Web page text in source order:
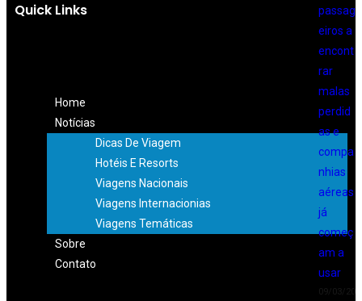
passag
eiros a
encont
rar
malas
perdid
as e
compa
nhias
aéreas
já
começ
am a
usar
09/03/20
Quick Links
Home
Notícias
Dicas De Viagem
Hotéis E Resorts
Viagens Nacionais
Viagens Internacionias
Viagens Temáticas
Sobre
Contato